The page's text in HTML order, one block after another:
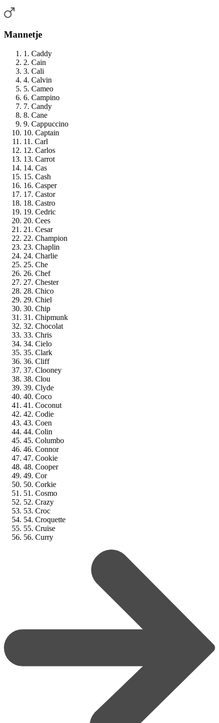
Mannetje
1. Caddy
2. Cain
3. Cali
4. Calvin
5. Cameo
6. Campino
7. Candy
8. Cane
9. Cappuccino
10. Captain
11. Carl
12. Carlos
13. Carrot
14. Cas
15. Cash
16. Casper
17. Castor
18. Castro
19. Cedric
20. Cees
21. Cesar
22. Champion
23. Chaplin
24. Charlie
25. Che
26. Chef
27. Chester
28. Chico
29. Chiel
30. Chip
31. Chipmunk
32. Chocolat
33. Chris
34. Cielo
35. Clark
36. Cliff
37. Clooney
38. Clou
39. Clyde
40. Coco
41. Coconut
42. Codie
43. Coen
44. Colin
45. Columbo
46. Connor
47. Cookie
48. Cooper
49. Cor
50. Corkie
51. Cosmo
52. Crazy
53. Croc
54. Croquette
55. Cruise
56. Curry